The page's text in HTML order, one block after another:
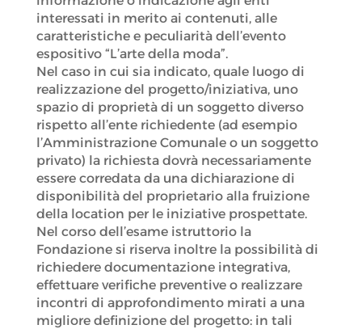
interessati in merito ai contenuti, alle
caratteristiche e peculiarità dell’evento
espositivo “L’arte della moda”.
Nel caso in cui sia indicato, quale luogo di
realizzazione del progetto/iniziativa, uno
spazio di proprietà di un soggetto diverso
rispetto all’ente richiedente (ad esempio
l’Amministrazione Comunale o un soggetto
privato) la richiesta dovrà necessariamente
essere corredata da una dichiarazione di
disponibilità del proprietario alla fruizione
della location per le iniziative prospettate.
Nel corso dell’esame istruttorio la
Fondazione si riserva inoltre la possibilità di
richiedere documentazione integrativa,
effettuare verifiche preventive o realizzare
incontri di approfondimento mirati a una
migliore definizione del progetto: in tali